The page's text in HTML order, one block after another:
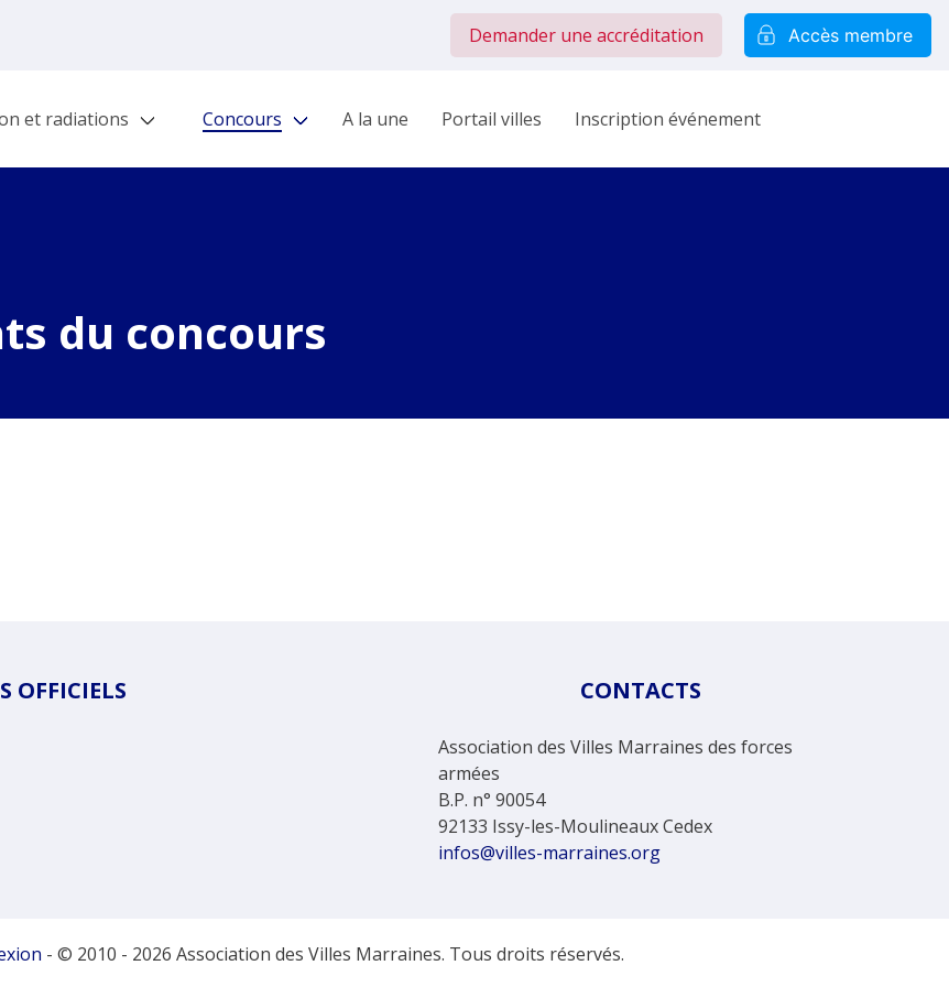
Demander une accréditation Accès membre
et radiations Concours A la une Portail villes Inscription événement
du concours
OFFICIELS CONTACTS
Association des Villes Marraines des forces
armées
B.P. n° 90054
92133 Issy-les-Moulineaux Cedex
infos@villes-marraines.org
- © 2010 - 2026 Association des Villes Marraines. Tous droits réservés.